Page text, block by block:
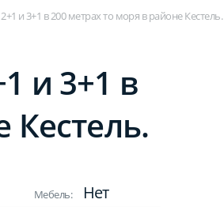
и 3+1 в 200 метрах то моря в районе Кестель.
и 3+1 в
Кестель.
Мебель: Нет